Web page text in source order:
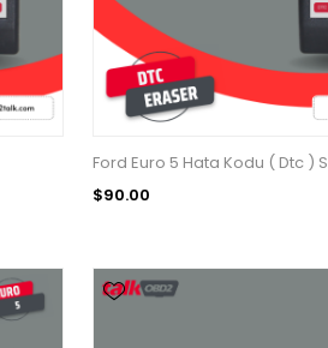
Ford Euro 5 Hata Kodu ( Dtc )
$90.00